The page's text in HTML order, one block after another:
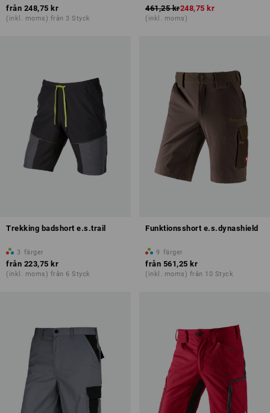
från 248,75 kr
(inkl. moms) från 3 Styck
461,25 kr248,75 kr
(inkl. moms)
Trekking badshort e.s.trail
3 färger
från 223,75 kr
(inkl. moms) från 6 Styck
Funktionsshort e.s.dynashield
9 färger
från 561,25 kr
(inkl. moms) från 10 Styck